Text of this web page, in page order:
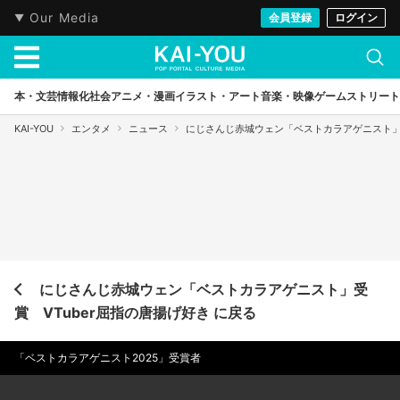
Our Media 会員登録 ログイン
本・文芸情報化社会アニメ・漫画イラスト・アート音楽・映像ゲームストリート
KAI-YOU エンタメ ニュース にじさんじ赤城ウェン「ベストカラアゲニス
にじさんじ赤城ウェン「ベストカラアゲニスト」受
賞 VTuber屈指の唐揚げ好き に戻る
「ベストカラアゲニスト2025」受賞者